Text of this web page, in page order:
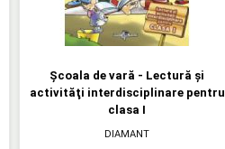
Şcoala de vară - Lectură şi
activităţi interdisciplinare pentru
clasa I
DIAMANT